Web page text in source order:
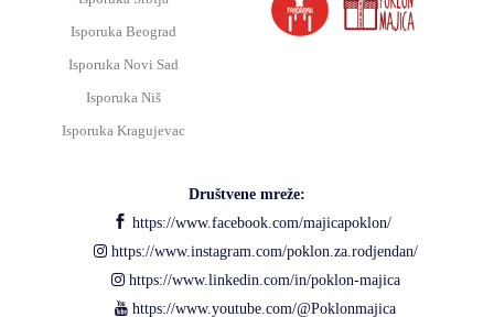
Isporuka Beograd
Isporuka Novi Sad
Isporuka Niš
Isporuka Kragujevac
Društvene mreže:
https://www.facebook.com/majicapoklon/
https://www.instagram.com/poklon.za.rodjendan/
https://www.linkedin.com/in/poklon-majica
https://www.youtube.com/@Poklonmajica